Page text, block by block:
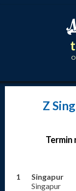
Z
Termin
1
Singapur
Singapur